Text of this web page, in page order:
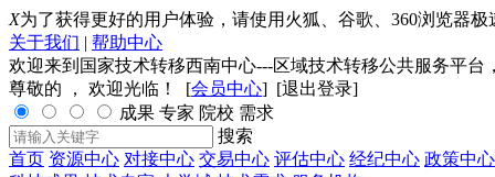
X为了获得更好的用户体验，请使用火狐、谷歌、360浏览器
关于我们 | 帮助中心
欢迎来到国家技术转移西南中心---区域技术转移公共服务平台
尊敬的
， 欢迎光临！ [会员中心] [退出登录]
成果 专家 院校 需求
搜索
首页 资源中心 对接中心 交易中心 评估中心 经纪中心 政策中心